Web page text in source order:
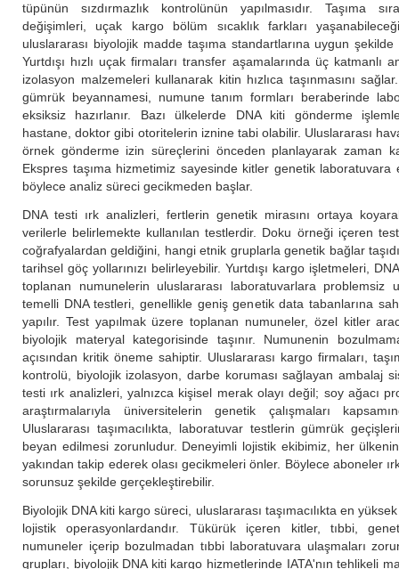
tüpünün sızdırmazlık kontrolünün yapılmasıdır. Taşıma
değişimleri, uçak kargo bölüm sıcaklık farkları
uluslararası biyolojik madde taşıma standartlarına uygun
Yurtdışı hızlı uçak firmaları transfer aşamalarında üç katmanlı
izolasyon malzemeleri kullanarak kitin hızlıca taşınmasını
gümrük beyannamesi, numune tanım formları beraberinde
eksiksiz hazırlanır. Bazı ülkelerde DNA kiti gönderme
hastane, doktor gibi otoritelerin iznine tabi olabilir. Uluslararası
örnek gönderme izin süreçlerini önceden planlayarak zaman
Ekspres taşıma hizmetimiz sayesinde kitler genetik laboratuvara
böylece analiz süreci gecikmeden başlar.
DNA testi ırk analizleri, fertlerin genetik mirasını ortaya
verilerle belirlemekte kullanılan testlerdir. Doku örneği içeren
coğrafyalardan geldiğini, hangi etnik gruplarla genetik bağlar
tarihsel göç yollarınızı belirleyebilir. Yurtdışı kargo işletmeleri,
toplanan numunelerin uluslararası laboratuvarlara problemsiz
temelli DNA testleri, genellikle geniş genetik data tabanlarına
yapılır. Test yapılmak üzere toplanan numuneler, özel kitler
biyolojik materyal kategorisinde taşınır. Numunenin
açısından kritik öneme sahiptir. Uluslararası kargo firmaları,
kontrolü, biyolojik izolasyon, darbe koruması sağlayan ambalaj
testi ırk analizleri, yalnızca kişisel merak olayı değil; soy ağacı
araştırmalarıyla üniversitelerin genetik çalışmaları
Uluslararası taşımacılıkta, laboratuvar testlerin gümrük
beyan edilmesi zorunludur. Deneyimli lojistik ekibimiz, her
yakından takip ederek olası gecikmeleri önler. Böylece aboneler
sorunsuz şekilde gerçekleştirebilir.
Biyolojik DNA kiti kargo süreci, uluslararası taşımacılıkta en
lojistik operasyonlardandır. Tükürük içeren kitler, tıbbi,
numuneler içerip bozulmadan tıbbi laboratuvara ulaşmaları
grupları, biyolojik DNA kiti kargo hizmetlerinde IATA'nın tehlikeli